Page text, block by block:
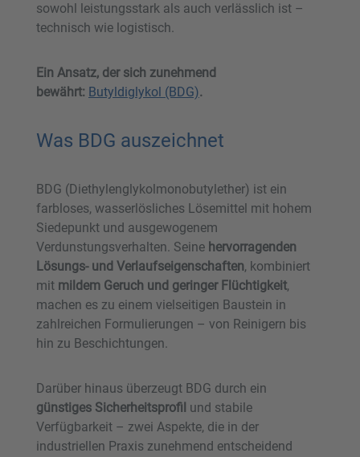
sowohl leistungsstark als auch verlässlich ist –
technisch wie logistisch.
Ein Ansatz, der sich zunehmend
bewährt: Butyldiglykol (BDG).
Was BDG auszeichnet
BDG (Diethylenglykolmonobutylether) ist ein
farbloses, wasserlösliches Lösemittel mit hohem
Siedepunkt und ausgewogenem
Verdunstungsverhalten. Seine hervorragenden
Lösungs- und Verlaufseigenschaften, kombiniert
mit mildem Geruch und geringer Flüchtigkeit,
machen es zu einem vielseitigen Baustein in
zahlreichen Formulierungen – von Reinigern bis
hin zu Beschichtungen.
Darüber hinaus überzeugt BDG durch ein
günstiges Sicherheitsprofil und stabile
Verfügbarkeit – zwei Aspekte, die in der
industriellen Praxis zunehmend entscheidend